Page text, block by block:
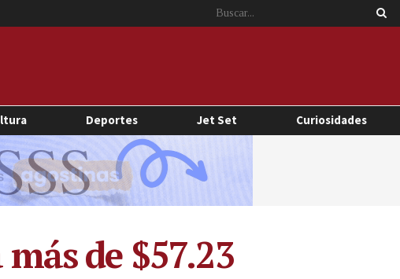
Deportes Jet Set Curiosidades
de $57.23